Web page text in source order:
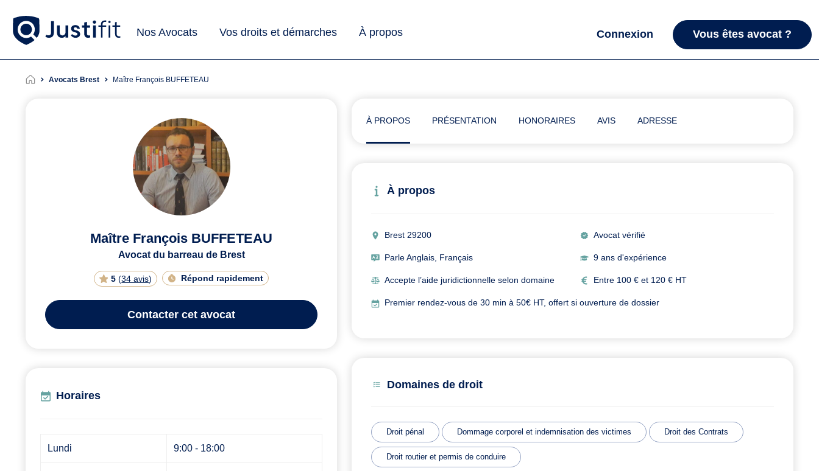
Nos Avocats Vos droits et démarches À propos Connexion Vous êtes avocat ?
Avocats Brest Maître François BUFFETEAU
Maître François BUFFETEAU
Avocat du barreau de Brest
5(34 avis) Répond rapidement
Contacter cet avocat
Horaires
Lundi 9:00 - 18:00
À PROPOS PRÉSENTATION HONORAIRES AVIS ADRESSE
À propos
Brest 29200 Avocat vérifié
Parle Anglais, Français 9 ans d'expérience
Accepte l’aide juridictionnelle selon domaine Entre 100 € et 120 € HT
Premier rendez-vous de 30 min à 50€ HT, offert si ouverture de dossier
Domaines de droit
Droit pénal Dommage corporel et indemnisation des victimes Droit des Contrats
Droit routier et permis de conduire